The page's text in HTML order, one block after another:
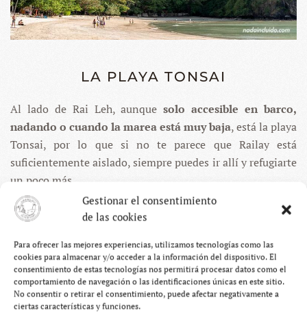
Gestionar el consentimiento
de las cookies
Para ofrecer las mejores experiencias, utilizamos tecnologías como las
cookies para almacenar y/o acceder a la información del dispositivo. El
consentimiento de estas tecnologías nos permitirá procesar datos como el
comportamiento de navegación o las identificaciones únicas en este sitio.
No consentir o retirar el consentimiento, puede afectar negativamente a
ciertas características y funciones.
LA PLAYA TONSAI
Al lado de Rai Leh, aunquesolo accesible en barco,
nadando o cuando la marea está muy baja, está la playa
Tonsai, por lo que si no te parece que Railay está
suficientemente aislado, siempre puedes ir allí y refugiarte
un poco más.